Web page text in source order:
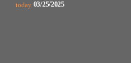
today 03/25/2025